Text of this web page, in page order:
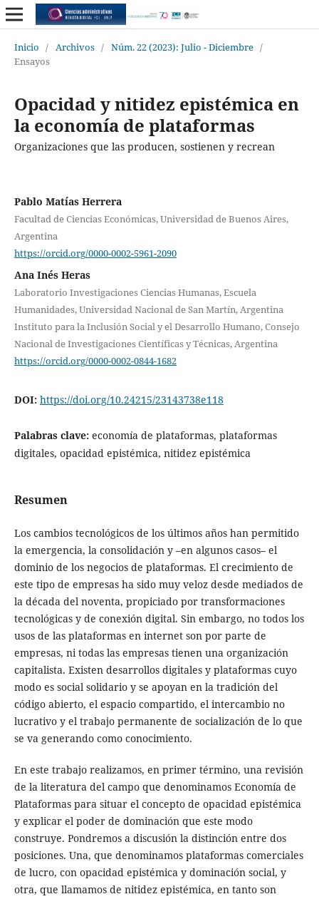
Inicio / Archivos / Núm. 22 (2023): Julio - Diciembre /
Ensayos
Opacidad y nitidez epistémica en
la economía de plataformas
Organizaciones que las producen, sostienen y recrean
Pablo Matías Herrera
Facultad de Ciencias Económicas, Universidad de Buenos Aires,
Argentina
https://orcid.org/0000-0002-5961-2090
Ana Inés Heras
Laboratorio Investigaciones Ciencias Humanas, Escuela
Humanidades, Universidad Nacional de San Martín, Argentina
Instituto para la Inclusión Social y el Desarrollo Humano, Consejo
Nacional de Investigaciones Científicas y Técnicas, Argentina
https://orcid.org/0000-0002-0844-1682
DOI: https://doi.org/10.24215/23143738e118
Palabras clave: economía de plataformas, plataformas
digitales, opacidad epistémica, nitidez epistémica
Resumen
Los cambios tecnológicos de los últimos años han permitido
la emergencia, la consolidación y –en algunos casos– el
dominio de los negocios de plataformas. El crecimiento de
este tipo de empresas ha sido muy veloz desde mediados de
la década del noventa, propiciado por transformaciones
tecnológicas y de conexión digital. Sin embargo, no todos los
usos de las plataformas en internet son por parte de
empresas, ni todas las empresas tienen una organización
capitalista. Existen desarrollos digitales y plataformas cuyo
modo es social solidario y se apoyan en la tradición del
código abierto, el espacio compartido, el intercambio no
lucrativo y el trabajo permanente de socialización de lo que
se va generando como conocimiento.
En este trabajo realizamos, en primer término, una revisión
de la literatura del campo que denominamos Economía de
Plataformas para situar el concepto de opacidad epistémica
y explicar el poder de dominación que este modo
construye. Pondremos a discusión la distinción entre dos
posiciones. Una, que denominamos plataformas comerciales
de lucro, con opacidad epistémica y dominación social, y
otra, que llamamos de nitidez epistémica, en tanto son